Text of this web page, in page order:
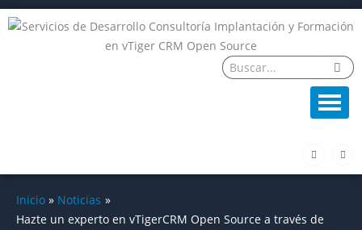
Ir
al
a
c
e
-
i
n
k
Inicio
Noticias
Hazte un experto en vTigerCRM Open Source a través de